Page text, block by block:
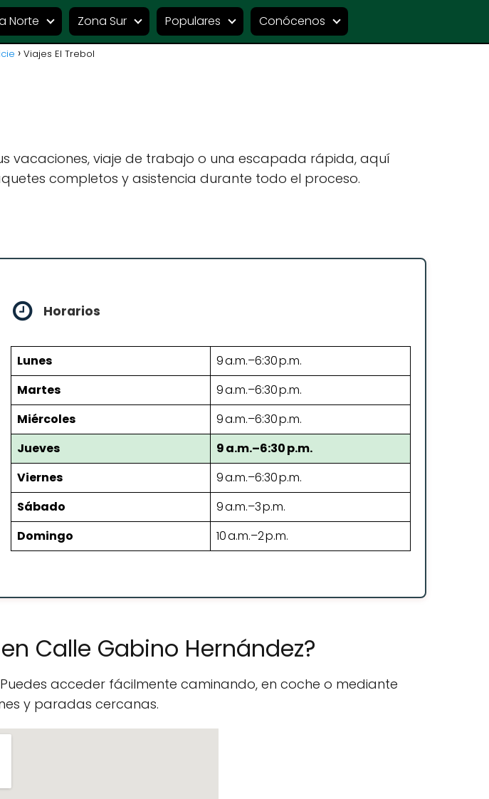
Norte Zona Sur Populares Conócenos
Viajes El Trebol
vacaciones, viaje de trabajo o una escapada rápida, aquí
completos y asistencia durante todo el proceso.
Horarios
Lunes
9 a.m.–6:30 p.m.
Martes
9 a.m.–6:30 p.m.
Miércoles
9 a.m.–6:30 p.m.
Jueves
9 a.m.–6:30 p.m.
Viernes
9 a.m.–6:30 p.m.
Sábado
9 a.m.–3 p.m.
Domingo
10 a.m.–2 p.m.
Calle Gabino Hernández?
acceder fácilmente caminando, en coche o mediante
y paradas cercanas.